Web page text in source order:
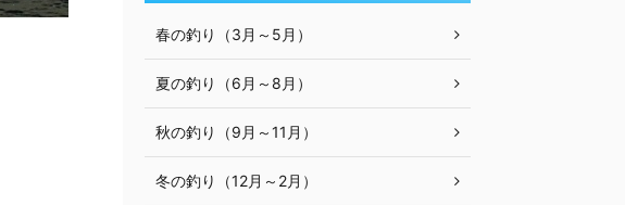
春の釣り（3月～5月）
夏の釣り（6月～8月）
秋の釣り（9月～11月）
冬の釣り（12月～2月）